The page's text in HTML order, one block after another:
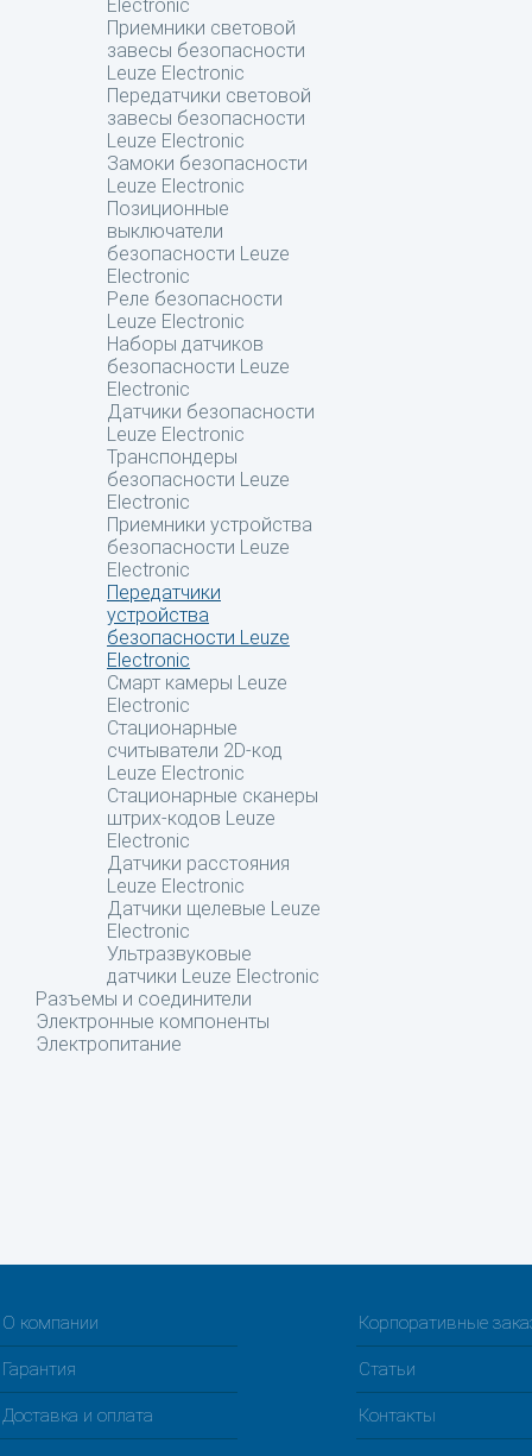
Electronic
Приемники световой
завесы безопасности
Leuze Electronic
Передатчики световой
завесы безопасности
Leuze Electronic
Замоки безопасности
Leuze Electronic
Позиционные
выключатели
безопасности Leuze
Electronic
Реле безопасности
Leuze Electronic
Наборы датчиков
безопасности Leuze
Electronic
Датчики безопасности
Leuze Electronic
Транспондеры
безопасности Leuze
Electronic
Приемники устройства
безопасности Leuze
Electronic
Передатчики
устройства
безопасности Leuze
Electronic
Смарт камеры Leuze
Electronic
Стационарные
считыватели 2D-код
Leuze Electronic
Стационарные сканеры
штрих-кодов Leuze
Electronic
Датчики расстояния
Leuze Electronic
Датчики щелевые Leuze
Electronic
Ультразвуковые
датчики Leuze Electronic
Разъемы и соединители
Электронные компоненты
Электропитание
О компании Корпоративные
Гарантия Статьи
Доставка и оплата Контакты